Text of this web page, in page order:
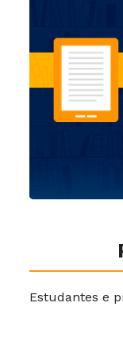
Estudantes e